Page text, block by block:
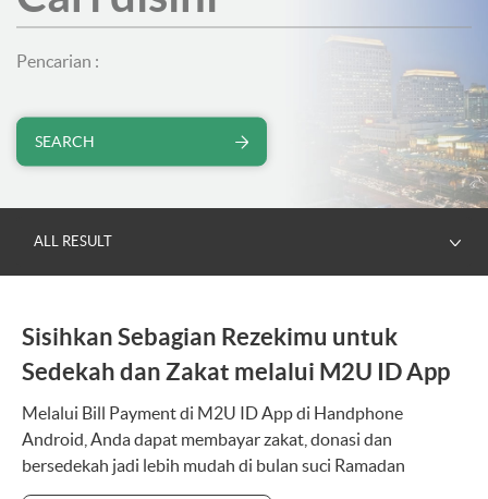
Pencarian :
SEARCH
ALL RESULT
Sisihkan Sebagian Rezekimu untuk
Sedekah dan Zakat melalui M2U ID App
Melalui Bill Payment di M2U ID App di Handphone
Android, Anda dapat membayar zakat, donasi dan
bersedekah jadi lebih mudah di bulan suci Ramadan